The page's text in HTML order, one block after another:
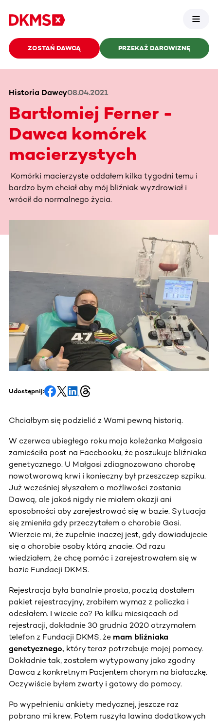
ZOSTAŃ DAWCĄ PRZEKAŻ DAROWIZNĘ
Historia Dawcy08.04.2021
Bartłomiej Ferner -
Dawca komórek
macierzystych
Komórki macierzyste oddałem kilka tygodni temu i
bardzo bym chciał aby mój bliźniak wyzdrowiał i
wrócił do normalnego życia.
Udostępnij:
Chciałbym się podzielić z Wami pewną historią.
W czerwca ubiegłego roku moja koleżanka Małgosia
zamieściła post na Facebooku, że poszukuje bliźniaka
genetycznego. U Małgosi zdiagnozowano chorobę
nowotworową krwi i konieczny był przeszczep szpiku.
Już wcześniej słyszałem o możliwości zostania
Dawcą, ale jakoś nigdy nie miałem okazji ani
sposobności aby zarejestrować się w bazie. Sytuacja
się zmieniła gdy przeczytałem o chorobie Gosi.
Wierzcie mi, że zupełnie inaczej jest, gdy dowiadujecie
się o chorobie osoby którą znacie. Od razu
wiedziałem, że chcę pomóc i zarejestrowałem się w
bazie Fundacji DKMS.
Rejestracja była banalnie prosta, pocztą dostałem
pakiet rejestracyjny, zrobiłem wymaz z policzka i
odesłałem. I wiecie co? Po kilku miesiącach od
rejestracji, dokładnie 30 grudnia 2020 otrzymałem
telefon z Fundacji DKMS, że mam bliźniaka
genetycznego, który teraz potrzebuje mojej pomocy.
Dokładnie tak, zostałem wytypowany jako zgodny
Dawca z konkretnym Pacjentem chorym na białaczkę.
Oczywiście byłem zwarty i gotowy do pomocy.
Po wypełnieniu ankiety medycznej, jeszcze raz
pobrano mi krew. Potem ruszyła lawina dodatkowych